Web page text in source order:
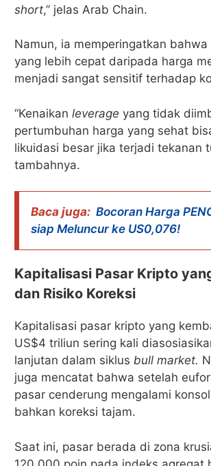
short,” jelas Arab Chain.
Namun, ia memperingatkan bahwa
yang lebih cepat daripada harga
menjadi sangat sensitif terhadap
“Kenaikan leverage yang tidak
pertumbuhan harga yang sehat
likuidasi besar jika terjadi tekanan
tambahnya.
Baca juga: Bocoran Harga
siap Meluncur ke US0,076!
Kapitalisasi Pasar Kripto
dan Risiko Koreksi
Kapitalisasi pasar kripto yang
US$4 triliun sering kali
lanjutan dalam siklus bull market.
juga mencatat bahwa setelah
pasar cenderung mengalami
bahkan koreksi tajam.
Saat ini, pasar berada di zona